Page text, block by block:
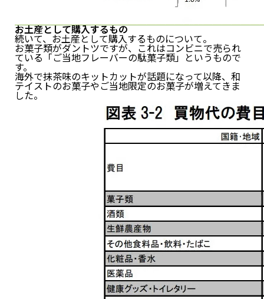
お土産として購入するもの
続いて、お土産として購入するものについて。
お菓子類がダントツですが、これはコンビニで売られ
ている「ご当地フレーバーの駄菓子類」というもので
す。
海外で抹茶味のキットカットが話題になって以降、和
テイストのお菓子やご当地限定のお菓子が増えてきま
した。